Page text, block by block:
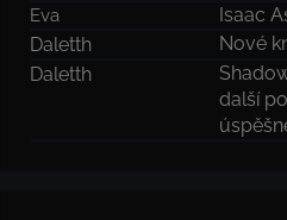
Eva
Isaac
Daletth
Nové
Daletth
další